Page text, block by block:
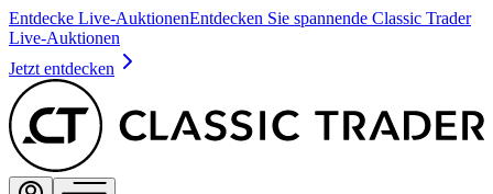
Entdecke Live-AuktionenEntdecken Sie spannende Classic Trader
Live-Auktionen
Jetzt entdecken